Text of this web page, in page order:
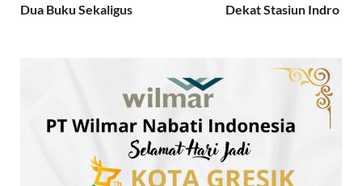
Dua Buku Sekaligus
Dekat Stasiun Indro